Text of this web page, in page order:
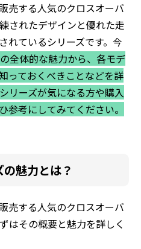
売する人気のクロスオーバ
されたデザインと優れた走
れているシリーズです。今
全体的な魅力から、各モデ
っておくべきことなどを詳
リーズが気になる方や購入
参考にしてみてください。
魅力とは？
売する人気のクロスオーバ
はその概要と魅力を詳しく